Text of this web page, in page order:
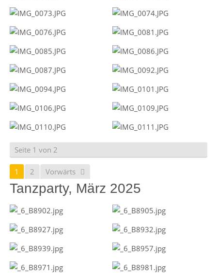
Seite 1 von 2
1 2 Vorwärts
Tanzparty, März 2025